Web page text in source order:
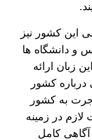
این کشور نیز
و دانشگاه ها
زبان ارائه
کشور
به کشور
لازم در زمینه
آگاهی کامل